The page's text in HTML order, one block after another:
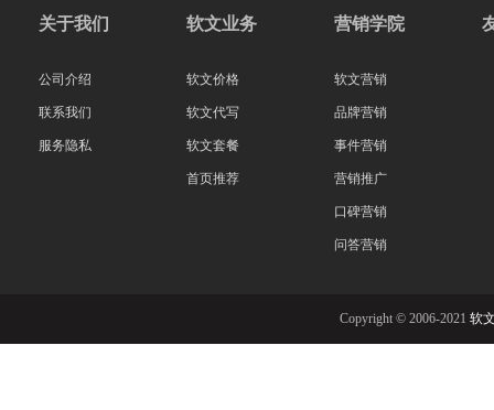
关于我们
公司介绍
联系我们
服务隐私
软文业务
软文价格
软文代写
软文套餐
首页推荐
营销学院
软文营销
品牌营销
事件营销
营销推广
口碑营销
问答营销
Copyright © 2006-2021 软